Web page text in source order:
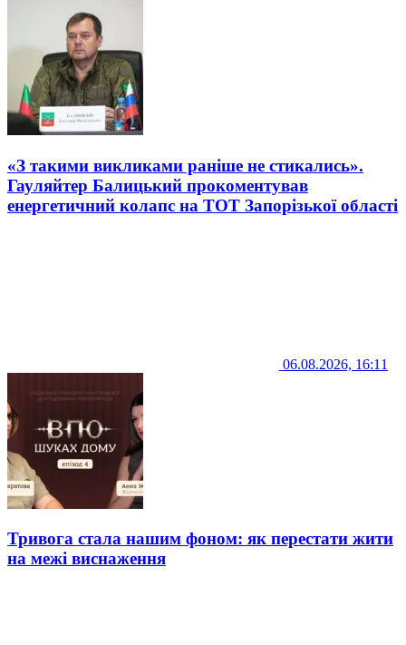
«З такими викликами раніше не стикались».
Гауляйтер Балицький прокоментував
енергетичний колапс на ТОТ Запорізької області
06.08.2026, 16:11
Тривога стала нашим фоном: як перестати жити
на межі виснаження